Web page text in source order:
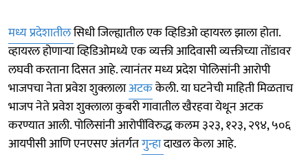
मध्य प्रदेशातीलसिधी जिल्ह्यातील एक व्हिडिओ व्हायरल झाला होता.
व्हायरल होणाऱ्या व्हिडिओमध्ये एक व्यक्ती आदिवासी व्यक्तीच्या तोंडावर
लघवी करताना दिसत आहे. त्यानंतर मध्य प्रदेश पोलिसांनी आरोपी
भाजपचा नेता प्रवेश शुक्लालाअटककेली. या घटनेची माहिती मिळताच
भाजप नेते प्रवेश शुक्लाला कुबरी गावातील खैरहवा येथून अटक
करण्यात आली. पोलिसांनी आरोपींविरुद्ध कलम ३२३, १२३, २९४, ५०६
आयपीसी आणि एनएसए अंतर्गतगुन्हादाखल केला आहे.